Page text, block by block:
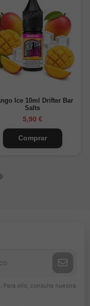
nicotina sin hoja de
con un nivel alto de
con perfil dulce y
Ice 10ml Drifter Bar
Salts
5,90 €
Comprar
Para ello, consulte nuestra